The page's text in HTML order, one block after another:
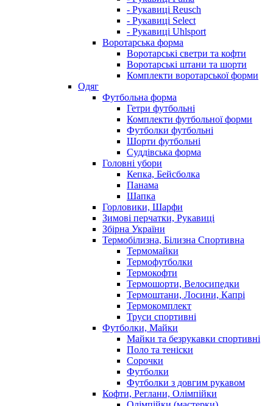
- Рукавиці Reusch
- Рукавиці Select
- Рукавиці Uhlsport
Воротарська форма
Воротарські светри та кофти
Воротарські штани та шорти
Комплекти воротарської форми
Одяг
Футбольна форма
Гетри футбольні
Комплекти футбольної форми
Футболки футбольні
Шорти футбольні
Суддівська форма
Головні убори
Кепка, Бейсболка
Панама
Шапка
Горловики, Шарфи
Зимові перчатки, Рукавиці
Збірна України
Термобілизна, Білизна Спортивна
Термомайки
Термофутболки
Термокофти
Термошорти, Велосипедки
Термоштани, Лосини, Капрі
Термокомплект
Труси спортивні
Футболки, Майки
Майки та безрукавки спортивні
Поло та теніски
Сорочки
Футболки
Футболки з довгим рукавом
Кофти, Реглани, Олімпійки